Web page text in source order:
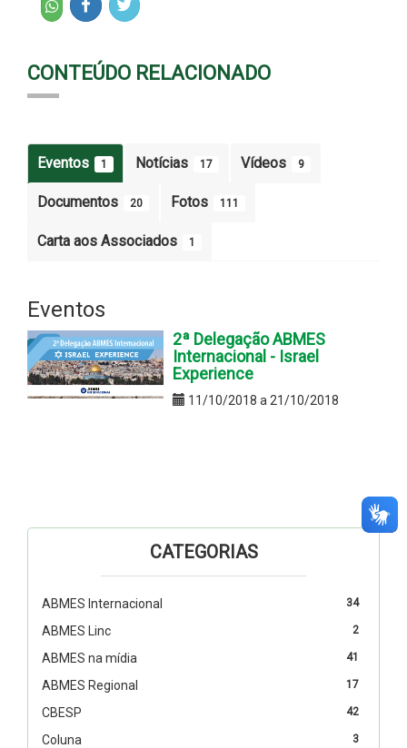
CONTEÚDO RELACIONADO
Eventos 1 Notícias 17 Vídeos 9
Documentos 20 Fotos 111
Carta aos Associados 1
Eventos
2ª Delegação ABMES
Internacional - Israel
Experience
11/10/2018 a 21/10/2018
CATEGORIAS
34
ABMES Internacional
2
ABMES Linc
41
ABMES na mídia
17
ABMES Regional
42
CBESP
3
Coluna